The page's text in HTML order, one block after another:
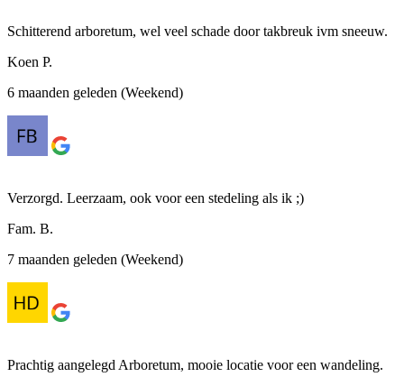
Schitterend arboretum, wel veel schade door takbreuk ivm sneeuw.
Koen P.
6 maanden geleden (Weekend)
Verzorgd. Leerzaam, ook voor een stedeling als ik ;)
Fam. B.
7 maanden geleden (Weekend)
Prachtig aangelegd Arboretum, mooie locatie voor een wandeling.